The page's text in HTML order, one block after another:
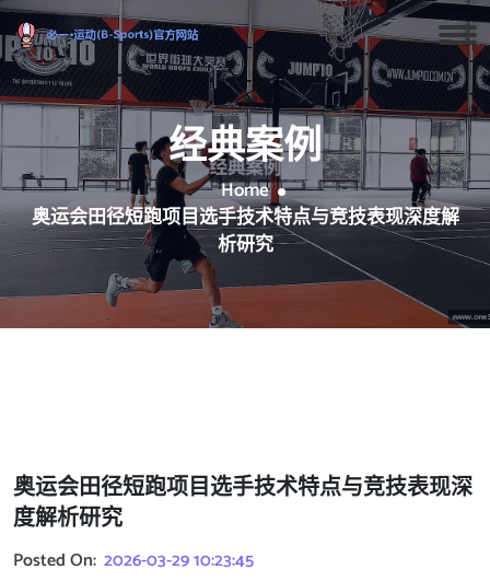
经典案例
Home
奥运会田径短跑项目选手技术特点与竞技表现深度解
析研究
奥运会田径短跑项目选手技术特点与竞技表现深
度解析研究
Posted On: 2026-03-29 10:23:45